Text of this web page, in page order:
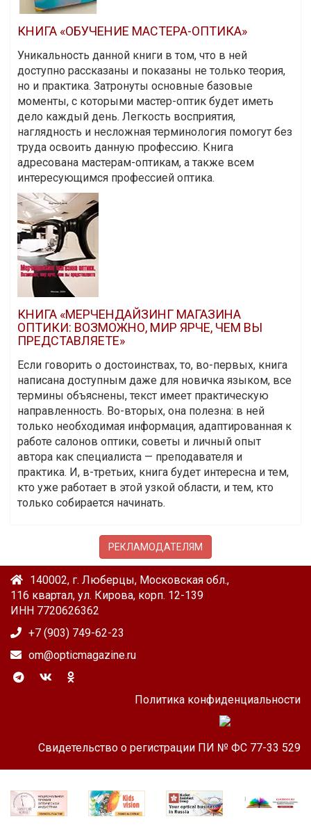
КНИГА «ОБУЧЕНИЕ МАСТЕРА-ОПТИКА»
Уникальность данной книги в том, что в ней
доступно рассказаны и показаны не только теория,
но и практика. Затронуты основные базовые
моменты, с которыми мастер-оптик будет иметь
дело каждый день. Легкость восприятия,
наглядность и несложная терминология помогут без
труда освоить данную профессию. Книга
адресована мастерам-оптикам, а также всем
интересующимся профессией оптика.
КНИГА «МЕРЧЕНДАЙЗИНГ МАГАЗИНА
ОПТИКИ: ВОЗМОЖНО, МИР ЯРЧЕ, ЧЕМ ВЫ
ПРЕДСТАВЛЯЕТЕ»
Если говорить о достоинствах, то, во-первых, книга
написана доступным даже для новичка языком, все
термины объяснены, текст имеет практическую
направленность. Во-вторых, она полезна: в ней
только необходимая информация, адаптированная к
работе салонов оптики, советы и личный опыт
автора как специалиста — преподавателя и
практика. И, в-третьих, книга будет интересна и тем,
кто уже работает в этой узкой области, и тем, кто
только собирается начинать.
РЕКЛАМОДАТЕЛЯМ
140002, г. Люберцы, Московская обл.,
116 квартал, ул. Кирова, корп. 12-139
ИНН 7720626362
+7 (903) 749-62-23
om@opticmagazine.ru
Политика конфиденциальности
Свидетельство о регистрации ПИ № ФС 77-33 529